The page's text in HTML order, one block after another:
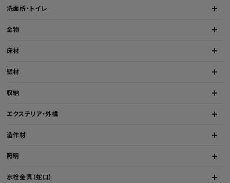
洗面所・トイレ
金物
床材
壁材
収納
エクステリア・外構
造作材
照明
水栓金具（蛇口）